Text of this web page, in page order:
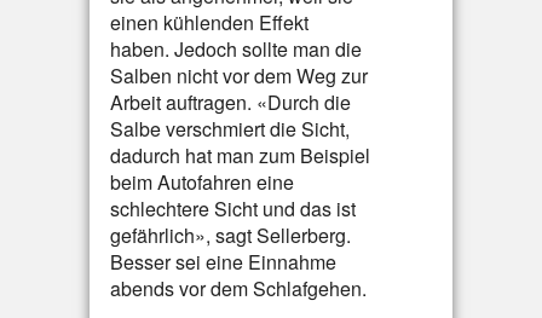
einen kühlenden Effekt
haben. Jedoch sollte man die
Salben nicht vor dem Weg zur
Arbeit auftragen. «Durch die
Salbe verschmiert die Sicht,
dadurch hat man zum Beispiel
beim Autofahren eine
schlechtere Sicht und das ist
gefährlich», sagt Sellerberg.
Besser sei eine Einnahme
abends vor dem Schlafgehen.